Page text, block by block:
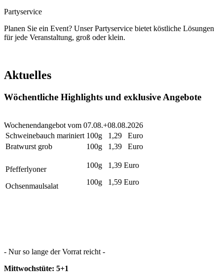
Partyservice
Planen Sie ein Event? Unser Partyservice bietet köstliche Lösungen
für jede Veranstaltung, groß oder klein.
Aktuelles
Wöchentliche Highlights und exklusive Angebote
Wochenendangebot vom 07.08.+08.08.2026
Schweinebauch mariniert 100g
1,29 Euro
Bratwurst grob
100g 1,39 Euro
Pfefferlyoner
Ochsenmaulsalat
100g
100g
1,39 Euro
1,59 Euro
- Nur so lange der Vorrat reicht -
Mittwochstüte: 5+1